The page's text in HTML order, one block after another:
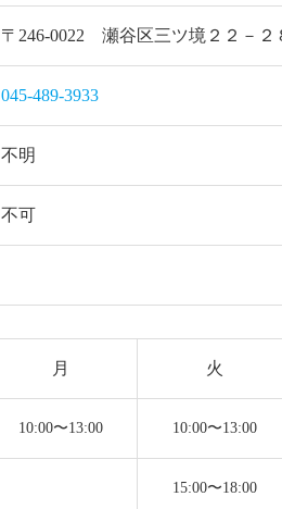
〒246-0022 瀬谷区三ツ境２２－２
045-489-3933
不明
不可
月 火
10:00〜13:00 10:00〜13:00
15:00〜18:00